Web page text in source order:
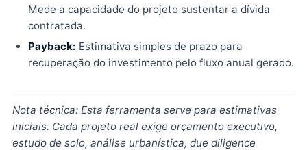
Mede a capacidade do projeto sustentar a dívida
contratada.
Payback: Estimativa simples de prazo para
recuperação do investimento pelo fluxo anual gerado.
Nota técnica: Esta ferramenta serve para estimativas
iniciais. Cada projeto real exige orçamento executivo,
estudo de solo, análise urbanística, due diligence